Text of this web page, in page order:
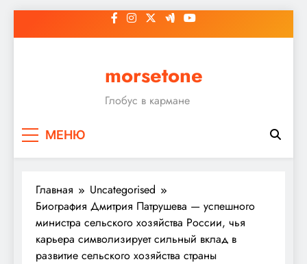
к
morsetone
Глобус в кармане
МЕНЮ
Главная
Uncategorised
Биография Дмитрия Патрушева — успешного
министра сельского хозяйства России, чья
карьера символизирует сильный вклад в
развитие сельского хозяйства страны